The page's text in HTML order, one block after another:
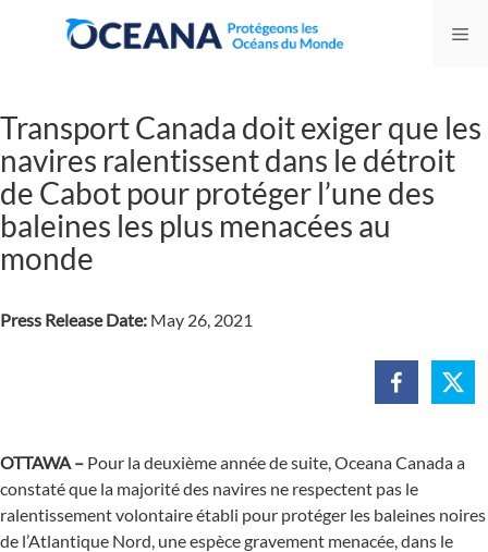
Transport Canada doit exiger que les
navires ralentissent dans le détroit
de Cabot pour protéger l’une des
baleines les plus menacées au
monde
Press Release Date: May 26, 2021
OTTAWA – Pour la deuxième année de suite, Oceana Canada a
constaté que la majorité des navires ne respectent pas le
ralentissement volontaire établi pour protéger les baleines noires
de l’Atlantique Nord, une espèce gravement menacée, dans le